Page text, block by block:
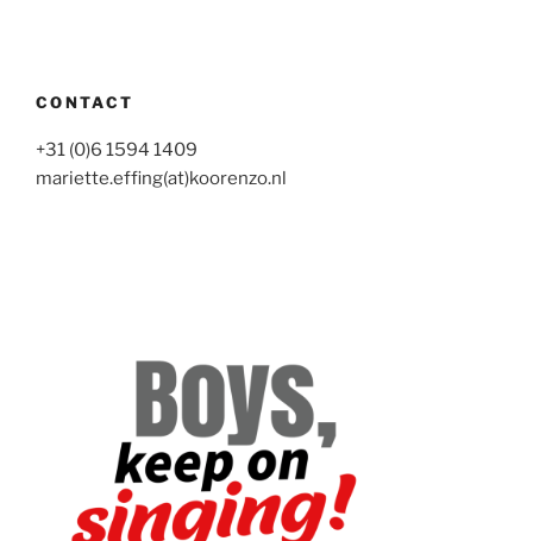
CONTACT
+31 (0)6 1594 1409
mariette.effing(at)koorenzo.nl